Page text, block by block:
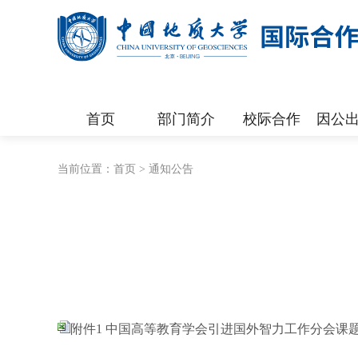
首页 部门简介 校际合作 因公
当前位置： 首页 > 通知公告
附件1 中国高等教育学会引进国外智力工作分会课